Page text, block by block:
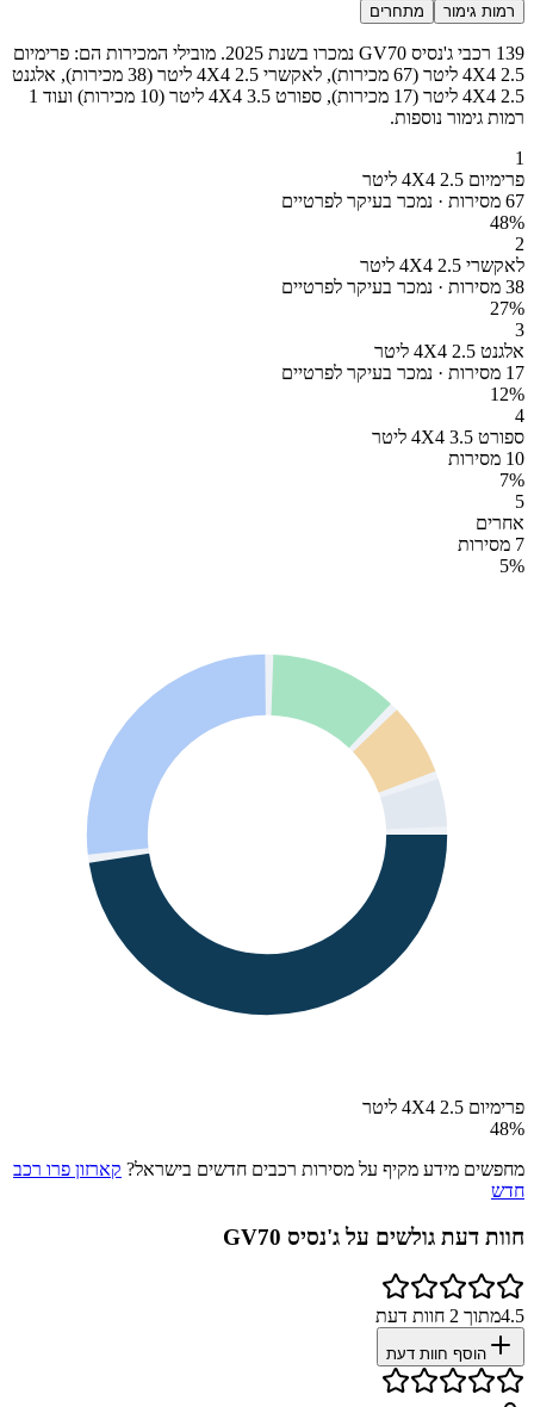
רמות גימור מתחרים
139 רכבי ג'נסיס GV70 נמכרו בשנת 2025. מובילי המכירות הם: פרימיום
4X4 2.5 ליטר (67 מכירות), לאקשרי 4X4 2.5 ליטר (38 מכירות), אלגנט
4X4 2.5 ליטר (17 מכירות), ספורט 4X4 3.5 ליטר (10 מכירות) ועוד 1
רמות גימור נוספות.
1
פרימיום 4X4 2.5 ליטר
67 מסירות · נמכר בעיקר לפרטיים
48%
2
לאקשרי 4X4 2.5 ליטר
38 מסירות · נמכר בעיקר לפרטיים
27%
3
אלגנט 4X4 2.5 ליטר
17 מסירות · נמכר בעיקר לפרטיים
12%
4
ספורט 4X4 3.5 ליטר
10 מסירות
7%
5
אחרים
7 מסירות
5%
פרימיום 4X4 2.5 ליטר
48%
מחפשים מידע מקיף על מסירות רכבים חדשים בישראל? קארזון פרו רכב
חדש
חוות דעת גולשים עלג'נסיס GV70
4.5מתוך 2 חוות דעת
הוסף חוות דעת